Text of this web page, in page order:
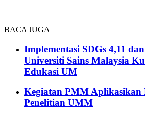
BACA JUGA
Implementasi SDGs 4,11
Universiti Sains Malaysia
Edukasi UM
Kegiatan PMM Aplikasikan
Penelitian UMM